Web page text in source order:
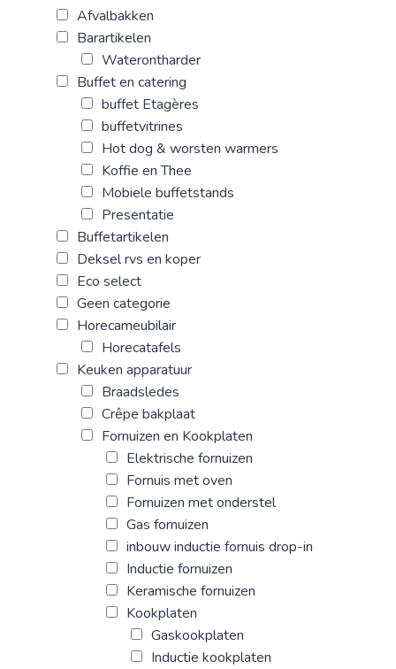
Afvalbakken
Barartikelen
Waterontharder
Buffet en catering
buffet Etagères
buffetvitrines
Hot dog & worsten warmers
Koffie en Thee
Mobiele buffetstands
Presentatie
Buffetartikelen
Deksel rvs en koper
Eco select
Geen categorie
Horecameubilair
Horecatafels
Keuken apparatuur
Braadsledes
Crêpe bakplaat
Fornuizen en Kookplaten
Elektrische fornuizen
Fornuis met oven
Fornuizen met onderstel
Gas fornuizen
inbouw inductie fornuis drop-in
Inductie fornuizen
Keramische fornuizen
Kookplaten
Gaskookplaten
Inductie kookplaten